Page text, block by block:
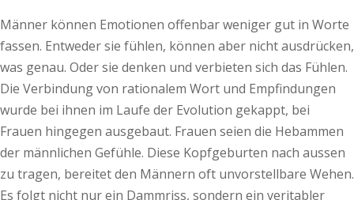
Männer können Emotionen offenbar weniger gut in Worte
fassen. Entweder sie fühlen, können aber nicht ausdrücken,
was genau. Oder sie denken und verbieten sich das Fühlen.
Die Verbindung von rationalem Wort und Empfindungen
wurde bei ihnen im Laufe der Evolution gekappt, bei
Frauen hingegen ausgebaut. Frauen seien die Hebammen
der männlichen Gefühle. Diese Kopfgeburten nach aussen
zu tragen, bereitet den Männern oft unvorstellbare Wehen.
Es folgt nicht nur ein Dammriss, sondern ein veritabler